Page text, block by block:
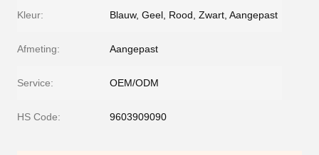
Kleur: Blauw, Geel, Rood, Zwart, Aangepast
Afmeting: Aangepast
Service: OEM/ODM
HS Code: 9603909090